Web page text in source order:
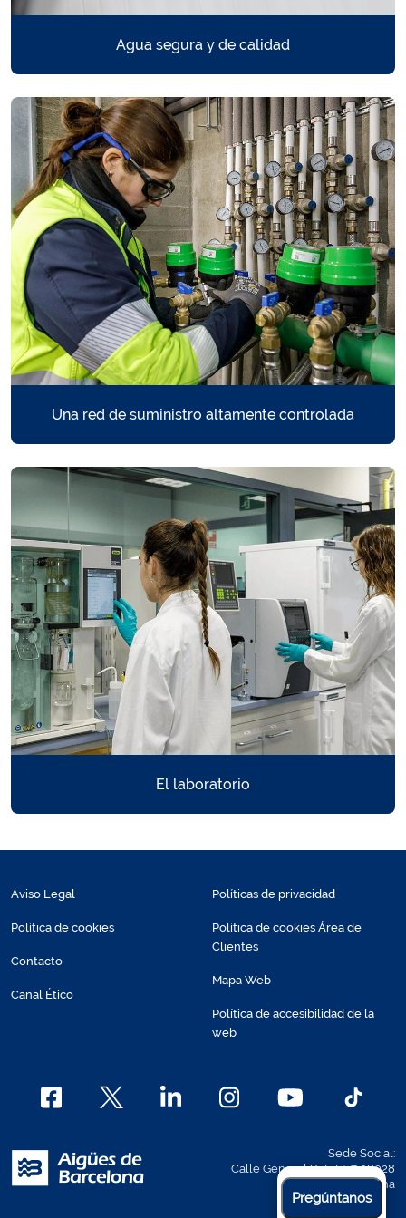
Pregúntanos
Buscador calidad del agua >
¿Te gustaría saber con detalle los datos concretos de tu analítica
del agua?
Recomendaciones >
Nuestro sabor del agua es sinónimo de calidad, pero no deja de ser
un aspecto subjetivo. En caso de que el sabor no sea el óptimo
para ti, aquí te presentamos algunas recomendaciones para
adaptar el gusto.
Agua segura y de calidad
Una red de suministro altamente controlada
El laboratorio
Aviso Legal
Política de cookies
Contacto
Canal Ético
Políticas de privacidad
Política de cookies Área de
Clientes
Mapa Web
Política de accesibilidad de la
web
Sede Social:
Calle General Batet 1-7 08028
Barcelona